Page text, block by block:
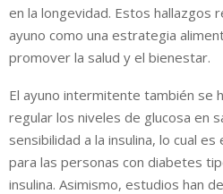
en la longevidad. Estos hallazgos
ayuno como una estrategia
promover la salud y el bienestar.
El ayuno intermitente también se
regular los niveles de glucosa en
sensibilidad a la insulina, lo cual
para las personas con diabetes
insulina. Asimismo, estudios han